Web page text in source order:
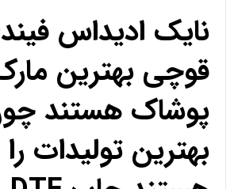
نایک ادیداس
قوچی بهترین
پوشاک هستند
بهترین تولیدات را